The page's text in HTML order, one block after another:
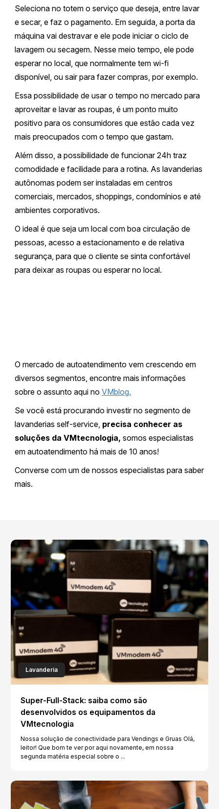
Seleciona no totem o serviço que deseja, entre lavar
e secar, e faz o pagamento. Em seguida, a porta da
máquina vai destravar e ele pode iniciar o ciclo de
lavagem ou secagem. Nesse meio tempo, ele pode
esperar no local, que normalmente tem wi-fi
disponível, ou sair para fazer compras, por exemplo.
Essa possibilidade de usar o tempo no mercado para
aproveitar e lavar as roupas, é um ponto muito
positivo para os consumidores que estão cada vez
mais preocupados com o tempo que gastam.
Além disso, a possibilidade de funcionar 24h traz
comodidade e facilidade para a rotina. As lavanderias
autônomas podem ser instaladas em centros
comerciais, mercados, shoppings, condomínios e até
ambientes corporativos.
O ideal é que seja um local com boa circulação de
pessoas, acesso a estacionamento e de relativa
segurança, para que o cliente se sinta confortável
para deixar as roupas ou esperar no local.
O mercado de autoatendimento vem crescendo em
diversos segmentos, encontre mais informações
sobre o assunto aqui no VMblog.
Se você está procurando investir no segmento de
lavanderias self-service, precisa conhecer as
soluções da VMtecnologia, somos especialistas
em autoatendimento há mais de 10 anos!
Converse com um de nossos especialistas para saber
mais.
Lavanderia
Super-Full-Stack: saiba como são
desenvolvidos os equipamentos da
VMtecnologia
Nossa solução de conectividade para Vendings e Gruas Olá,
leitor! Que bom te ver por aqui novamente, em nossa
segunda matéria especial sobre o ...